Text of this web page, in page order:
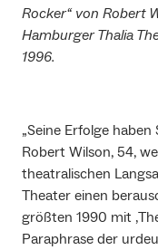
Rocker“ von Robert
Hamburger Thalia
1996.
„Seine Erfolge
Robert Wilson, 54,
theatralischen
Theater einen
größten 1990 mit
Paraphrase der